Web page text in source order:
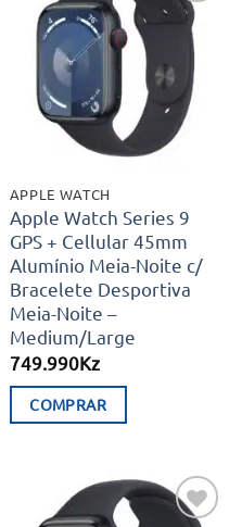
Adicionar
aos meus
desejos
APPLE WATCH
Apple Watch Series 9
GPS + Cellular 45mm
Alumínio Meia-Noite c/
Bracelete Desportiva
Meia-Noite –
Medium/Large
749.990Kz
COMPRAR